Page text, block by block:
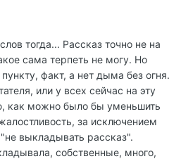
тогда... Рассказ точно не на
сама терпеть не могу. Но
факт, а нет дыма без огня.
или у всех сейчас на эту
как можно было бы уменьшить
за исключением
выкладывать рассказ".
собственные, много,